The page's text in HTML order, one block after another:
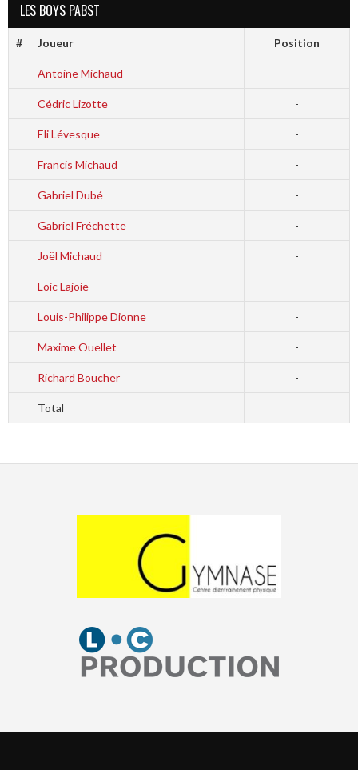
LES BOYS PABST
# Joueur Position
Antoine Michaud -
Cédric Lizotte -
Eli Lévesque -
Francis Michaud -
Gabriel Dubé -
Gabriel Fréchette -
Joël Michaud -
Loic Lajoie -
Louis-Philippe Dionne -
Maxime Ouellet -
Richard Boucher -
Total